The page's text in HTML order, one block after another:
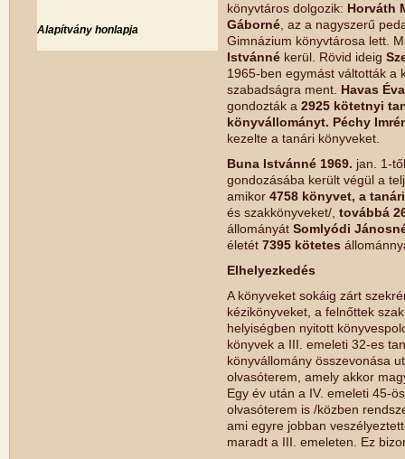
Alapítvány honlapja
könyvtáros dolgozik: Horváth
Gáborné , az a nagyszerű
Gimnázium könyvtárosa lett.
Istvánné kerül. Rövid ideig
1965-ben egymást váltották a
szabadságra ment. Havas Éva
gondozták a 2925 kötetnyi
könyvállományt. Péchy
kezelte a tanári könyveket.
Buna Istvánné 1969. jan. 1-
gondozásába került végül a
amikor 4758 könyvet, a
és szakkönyveket/, továbbá
állományát Somlyódi
életét 7395 kötetes
Elhelyezkedés
A könyveket sokáig zárt
kézikönyveket, a felnőttek
helyiségben nyitott
könyvek a III. emeleti 32-es
könyvállomány összevonása
olvasóterem, amely akkor
Egy év után a IV. emeleti 45-
olvasóterem is /közben
ami egyre jobban
maradt a III. emeleten. Ez